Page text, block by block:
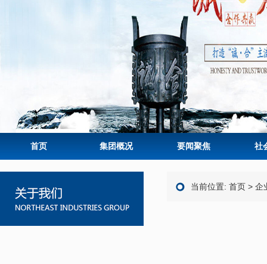
首页 集团概况 要闻聚焦 社
当前位置: 首页 > 企